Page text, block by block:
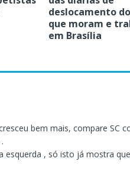
deslocamento
que moram e
em Brasília
bem mais, compare SC
esquerda , só isto já mostra